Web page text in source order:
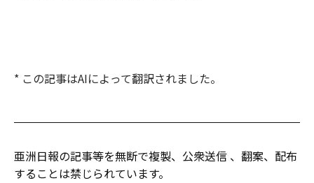
* この記事はAIによって翻訳されました。
亜洲日報の記事等を無断で複製、公衆送信 、翻案、配布
することは禁じられています。